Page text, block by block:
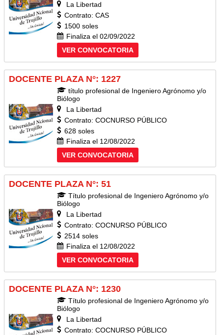
La Libertad
Contrato: CAS
1500 soles
Finaliza el 02/09/2022
VER CONVOCATORIA
DOCENTE PLAZA N°: 1227
título profesional de Ingeniero Agrónomo y/o
Biólogo
La Libertad
Contrato: COCNURSO PÚBLICO
628 soles
Finaliza el 12/08/2022
VER CONVOCATORIA
DOCENTE PLAZA N°: 51
Título profesional de Ingeniero Agrónomo y/o
Biólogo
La Libertad
Contrato: COCNURSO PÚBLICO
2514 soles
Finaliza el 12/08/2022
VER CONVOCATORIA
DOCENTE PLAZA N°: 1230
Título profesional de Ingeniero Agrónomo y/o
Biólogo
La Libertad
Contrato: COCNURSO PÚBLICO